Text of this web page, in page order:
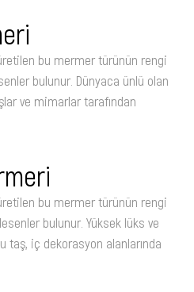
bu mermer türünün rengi
bulunur. Dünyaca ünlü olan
ve mimarlar tarafından
bu mermer türünün rengi
bulunur. Yüksek lüks ve
taş, iç dekorasyon alanlarında